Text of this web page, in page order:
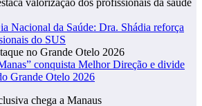
Nacional da Saúde: Dra. Shádia reforça
do SUS
conquista Melhor Direção e divide
Grande Otelo 2026